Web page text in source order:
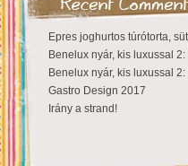
Epres joghurtos túrótorta,
Benelux nyár, kis luxussal 2:
Benelux nyár, kis luxussal 2:
Gastro Design 2017
Irány a strand!